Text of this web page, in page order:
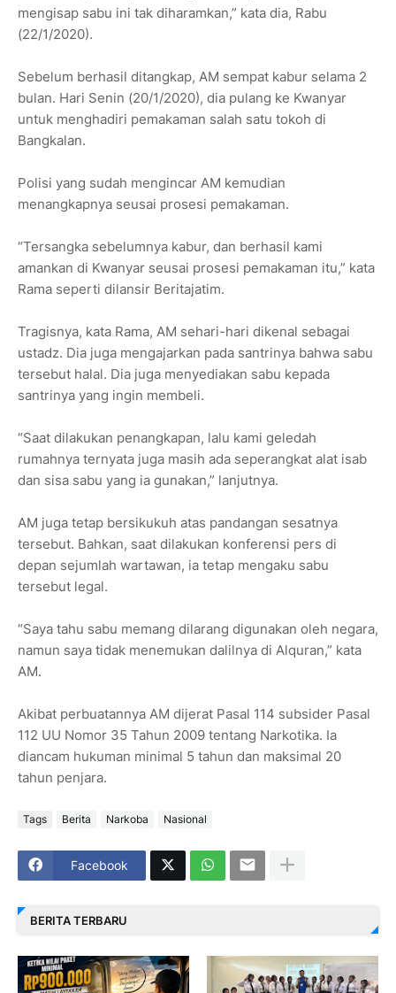
mengisap sabu ini tak diharamkan,” kata dia, Rabu
(22/1/2020).
Sebelum berhasil ditangkap, AM sempat kabur selama 2
bulan. Hari Senin (20/1/2020), dia pulang ke Kwanyar
untuk menghadiri pemakaman salah satu tokoh di
Bangkalan.
Polisi yang sudah mengincar AM kemudian
menangkapnya seusai prosesi pemakaman.
“Tersangka sebelumnya kabur, dan berhasil kami
amankan di Kwanyar seusai prosesi pemakaman itu,” kata
Rama seperti dilansir Beritajatim.
Tragisnya, kata Rama, AM sehari-hari dikenal sebagai
ustadz. Dia juga mengajarkan pada santrinya bahwa sabu
tersebut halal. Dia juga menyediakan sabu kepada
santrinya yang ingin membeli.
“Saat dilakukan penangkapan, lalu kami geledah
rumahnya ternyata juga masih ada seperangkat alat isab
dan sisa sabu yang ia gunakan,” lanjutnya.
AM juga tetap bersikukuh atas pandangan sesatnya
tersebut. Bahkan, saat dilakukan konferensi pers di
depan sejumlah wartawan, ia tetap mengaku sabu
tersebut legal.
“Saya tahu sabu memang dilarang digunakan oleh negara,
namun saya tidak menemukan dalilnya di Alquran,” kata
AM.
Akibat perbuatannya AM dijerat Pasal 114 subsider Pasal
112 UU Nomor 35 Tahun 2009 tentang Narkotika. Ia
diancam hukuman minimal 5 tahun dan maksimal 20
tahun penjara.
Tags Berita Narkoba Nasional
Facebook
BERITA TERBARU